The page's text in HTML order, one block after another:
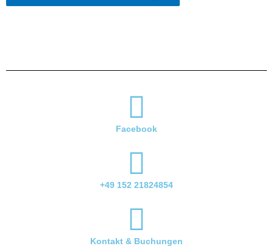
A
Facebook
+49 152 21824854
Kontakt & Buchungen